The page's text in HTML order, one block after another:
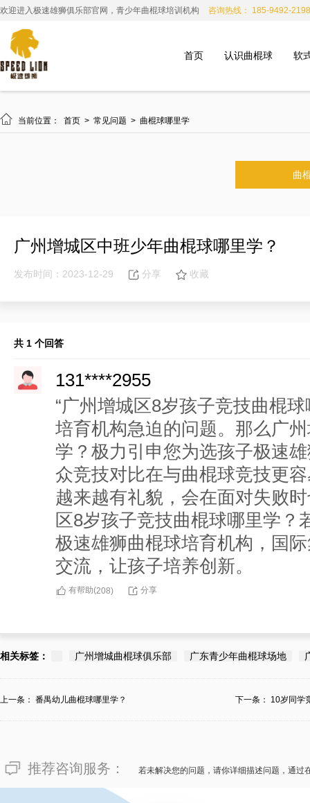
欢迎进入极速雄狮俱乐部官网，青少年曲棍球培训机构 咨询热线： 185-9492-2198
首页 认识曲棍球 软
 当前位置： 首页 > 常见问题 > 曲棍球哪里学
曲
广州增城区中班少年曲棍球哪里学？
发布时间：2023-12-29 分享 收藏
共 1 个回答
131****2955
“广州增城区8岁孩子竞技曲棍
培育机构急迫的问题。那么广
学？极力引申您为选孩子极速
众竞技对比在与曲棍球竞技更
越来越有礼貌，会在面对失败
区8岁孩子竞技曲棍球哪里学？
极速雄狮曲棍球培育机构，国
交流，让孩子培养创新。
有帮助(208) 分享
相关标签： 广州增城曲棍球俱乐部 广东青少年曲棍球场地
上一条： 番禺幼儿曲棍球哪里学？ 下一条： 10岁同学
推荐咨询服务： 若未解决您的问题，请你详细描述问题，通过